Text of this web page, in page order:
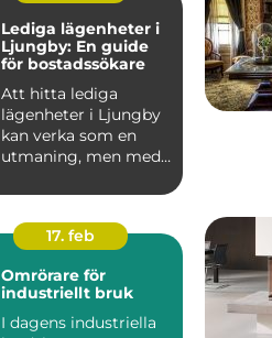
Lediga lägenheter i
Ljungby: En guide
för bostadssökare
Att hitta lediga
lägenheter i Ljungby
kan verka som en
utmaning, men med
17. feb
Omrörare för
industriellt bruk
I dagens industriella